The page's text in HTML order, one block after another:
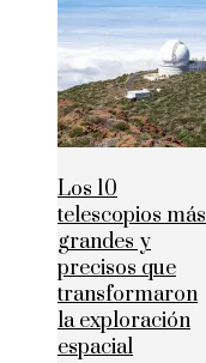
Los 10
telescopios más
grandes y
precisos que
transformaron
la exploración
espacial